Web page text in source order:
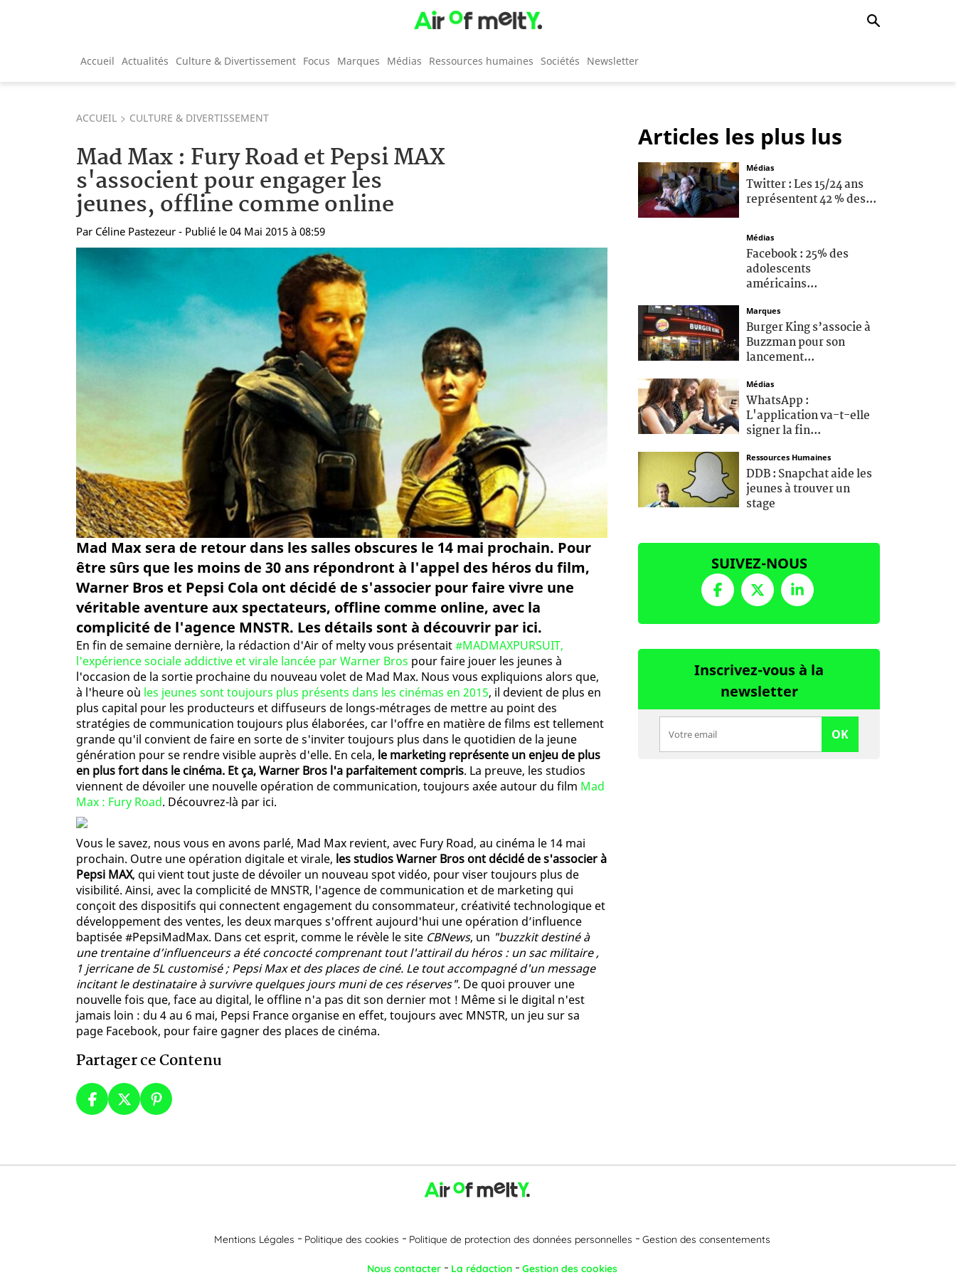
Accueil Actualités Culture & Divertissement Focus Marques Médias Ressources humaines Sociétés Newsletter
ACCUEIL CULTURE & DIVERTISSEMENT
Mad Max : Fury Road et Pepsi MAX
s'associent pour engager les
jeunes, offline comme online
Par Céline Pastezeur - Publié le 04 Mai 2015 à 08:59
Mad Max sera de retour dans les salles obscures le 14 mai prochain. Pour
être sûrs que les moins de 30 ans répondront à l'appel des héros du film,
Warner Bros et Pepsi Cola ont décidé de s'associer pour faire vivre une
véritable aventure aux spectateurs, offline comme online, avec la
complicité de l'agence MNSTR. Les détails sont à découvrir par ici.
En fin de semaine dernière, la rédaction d'Air of melty vous présentait#MADMAXPURSUIT,
l'expérience sociale addictive et virale lancée par Warner Bros pour faire jouer les jeunes à
l'occasion de la sortie prochaine du nouveau volet de Mad Max. Nous vous expliquions alors que,
à l'heure où les jeunes sont toujours plus présents dans les cinémas en 2015, il devient de plus en
plus capital pour les producteurs et diffuseurs de longs-métrages de mettre au point des
stratégies de communication toujours plus élaborées, car l'offre en matière de films est tellement
grande qu'il convient de faire en sorte de s'inviter toujours plus dans le quotidien de la jeune
génération pour se rendre visible auprès d'elle. En cela, le marketing représente un enjeu de plus
en plus fort dans le cinéma. Et ça, Warner Bros l'a parfaitement compris. La preuve, les studios
viennent de dévoiler une nouvelle opération de communication, toujours axée autour du film Mad
Max : Fury Road. Découvrez-là par ici.
Vous le savez, nous vous en avons parlé, Mad Max revient, avec Fury Road, au cinéma le 14 mai
prochain. Outre une opération digitale et virale, les studios Warner Bros ont décidé de s'associer à
Pepsi MAX, qui vient tout juste de dévoiler un nouveau spot vidéo, pour viser toujours plus de
visibilité. Ainsi, avec la complicité de MNSTR, l'agence de communication et de marketing qui
conçoit des dispositifs qui connectent engagement du consommateur, créativité technologique et
développement des ventes, les deux marques s'offrent aujourd'hui une opération d’influence
baptisée #PepsiMadMax. Dans cet esprit, comme le révèle le site CBNews, un "buzzkit destiné à
une trentaine d’influenceurs a été concocté comprenant tout l'attirail du héros : un sac militaire ,
1 jerricane de 5L customisé ; Pepsi Max et des places de ciné. Le tout accompagné d'un message
incitant le destinataire à survivre quelques jours muni de ces réserves". De quoi prouver une
nouvelle fois que, face au digital, le offline n'a pas dit son dernier mot ! Même si le digital n'est
jamais loin : du 4 au 6 mai, Pepsi France organise en effet, toujours avec MNSTR, un jeu sur sa
page Facebook, pour faire gagner des places de cinéma.
Partager ce Contenu
Articles les plus lus
Médias
Twitter : Les 15/24 ans
représentent 42 % des...
Médias
Facebook : 25% des
adolescents
américains...
Marques
Burger King s’associe à
Buzzman pour son
lancement...
Médias
WhatsApp :
L'application va-t-elle
signer la fin...
Ressources Humaines
DDB : Snapchat aide les
jeunes à trouver un
stage
SUIVEZ-NOUS
Inscrivez-vous à la
newsletter
OK
Mentions Légales Politique des cookies Politique de protection des données personnelles Gestion des consentements
Nous contacter La rédaction Gestion des cookies